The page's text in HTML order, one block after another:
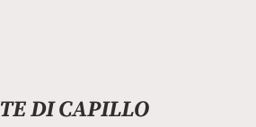
DI CAPILLO